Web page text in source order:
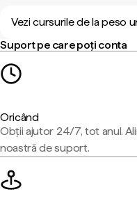
Vezi cursurile de la peso
Suport pe care poți conta
Oricând
Obții ajutor 24/7, tot anul.
noastră de suport.